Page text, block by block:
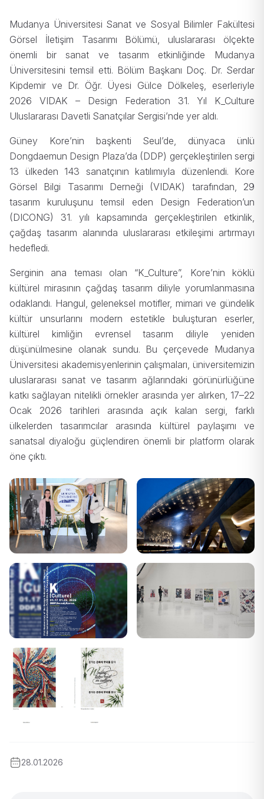
Mudanya Üniversitesi Sanat ve Sosyal Bilimler Fakültesi
Görsel İletişim Tasarımı Bölümü, uluslararası ölçekte
önemli bir sanat ve tasarım etkinliğinde Mudanya
Üniversitesini temsil etti. Bölüm Başkanı Doç. Dr. Serdar
Kipdemir ve Dr. Öğr. Üyesi Gülce Dölkeleş, eserleriyle
2026 VIDAK – Design Federation 31. Yıl K_Culture
Uluslararası Davetli Sanatçılar Sergisi’nde yer aldı.
Güney Kore’nin başkenti Seul’de, dünyaca ünlü
Dongdaemun Design Plaza’da (DDP) gerçekleştirilen sergi
13 ülkeden 143 sanatçının katılımıyla düzenlendi. Kore
Görsel Bilgi Tasarımı Derneği (VIDAK) tarafından, 29
tasarım kuruluşunu temsil eden Design Federation’un
(DICONG) 31. yılı kapsamında gerçekleştirilen etkinlik,
çağdaş tasarım alanında uluslararası etkileşimi artırmayı
hedefledi.
Serginin ana teması olan “K_Culture”, Kore’nin köklü
kültürel mirasının çağdaş tasarım diliyle yorumlanmasına
odaklandı. Hangul, geleneksel motifler, mimari ve gündelik
kültür unsurlarını modern estetikle buluşturan eserler,
kültürel kimliğin evrensel tasarım diliyle yeniden
düşünülmesine olanak sundu. Bu çerçevede Mudanya
Üniversitesi akademisyenlerinin çalışmaları, üniversitemizin
uluslararası sanat ve tasarım ağlarındaki görünürlüğüne
katkı sağlayan nitelikli örnekler arasında yer alırken, 17–22
Ocak 2026 tarihleri arasında açık kalan sergi, farklı
ülkelerden tasarımcılar arasında kültürel paylaşımı ve
sanatsal diyaloğu güçlendiren önemli bir platform olarak
öne çıktı.
28.01.2026